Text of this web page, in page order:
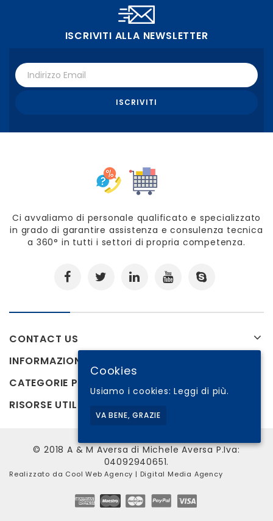
ISCRIVITI ALLA NEWSLETTER
Ci avvaliamo di personale qualificato e specializzato
in grado di garantire assistenza e consulenza tecnica
a 360° in tutti i settori di propria competenza.
CONTACT US
INFORMAZIONI
CATEGORIE PRODOTTI
RISORSE UTILI
© 2018 A & M Aversa di Michele Aversa P.Iva:
04092940651.
Realizzato da Cool Web Agency | Digital Media Agency
Cookies
Usiamo i cookies:Leggi di più.
VA BENE, GRAZIE